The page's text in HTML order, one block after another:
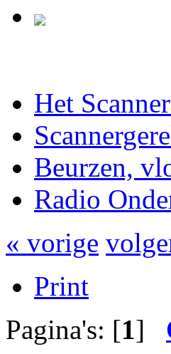
Het
Beurzen,
Radio
« vorige
Print
Pagina's: [1]